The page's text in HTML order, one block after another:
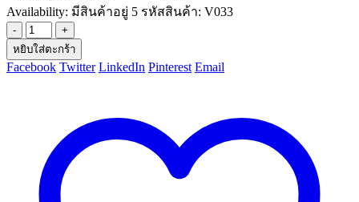
Availability: มีสินค้าอยู่ 5 รหัสสินค้า: V033
-
+
หยิบใส่ตะกร้า
Facebook Twitter LinkedIn Pinterest Email